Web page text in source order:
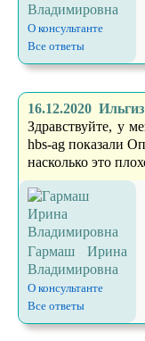
Владимировна
О консультанте
Все ответы
16.12.2020 Ильгиз
Здравствуйте, у
hbs-ag показали
насколько это
Гармаш Ирина
Владимировна
О консультанте
Все ответы